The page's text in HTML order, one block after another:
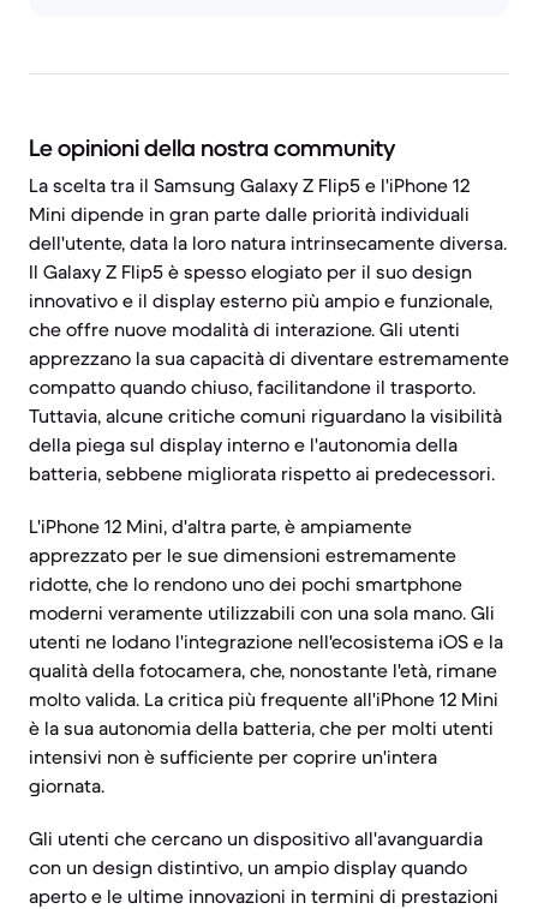
Le opinioni della nostra community
La scelta tra il Samsung Galaxy Z Flip5 e l'iPhone 12
Mini dipende in gran parte dalle priorità individuali
dell'utente, data la loro natura intrinsecamente diversa.
Il Galaxy Z Flip5 è spesso elogiato per il suo design
innovativo e il display esterno più ampio e funzionale,
che offre nuove modalità di interazione. Gli utenti
apprezzano la sua capacità di diventare estremamente
compatto quando chiuso, facilitandone il trasporto.
Tuttavia, alcune critiche comuni riguardano la visibilità
della piega sul display interno e l'autonomia della
batteria, sebbene migliorata rispetto ai predecessori.
L'iPhone 12 Mini, d'altra parte, è ampiamente
apprezzato per le sue dimensioni estremamente
ridotte, che lo rendono uno dei pochi smartphone
moderni veramente utilizzabili con una sola mano. Gli
utenti ne lodano l'integrazione nell'ecosistema iOS e la
qualità della fotocamera, che, nonostante l'età, rimane
molto valida. La critica più frequente all'iPhone 12 Mini
è la sua autonomia della batteria, che per molti utenti
intensivi non è sufficiente per coprire un'intera
giornata.
Gli utenti che cercano un dispositivo all'avanguardia
con un design distintivo, un ampio display quando
aperto e le ultime innovazioni in termini di prestazioni